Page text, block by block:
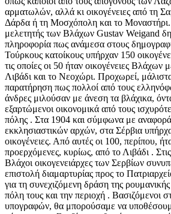
αρματωλών, αλλά κι οικογένειες από τη
Δάρδα ή τη Μοσχόπολη και το
μελετητής των Βλάχων Gustav Weigand
πληροφορία πως ανάμεσα στους
Τούρκους κατοίκους υπήρχαν 150
τις οποίες οι 50 ήταν οικογένειες Βλάχων
Λιβάδι και το Νεοχώρι. Προχωρεί,
παρατήρηση πως πολλοί από τους
άνδρες μιλούσαν με άνεση τα βλάχικα,
εξαρτώμενοι οικονομικά από τους
πόλης . Στα 1904 και σύμφωνα με
εκκλησιαστικών αρχών, στα Σέρβια
οικογένειες. Από αυτές οι 100, περίπου,
προερχόμενες, κυρίως, από το Λιβάδι .
Βλάχοι οικογενειάρχες των Σερβίων
επιστολή διαμαρτυρίας προς το
για τη συνεχιζόμενη δράση της
πόλη τους και την περιοχή . Βασιζόμενοι
υπογραφών, θα μπορούσαμε να